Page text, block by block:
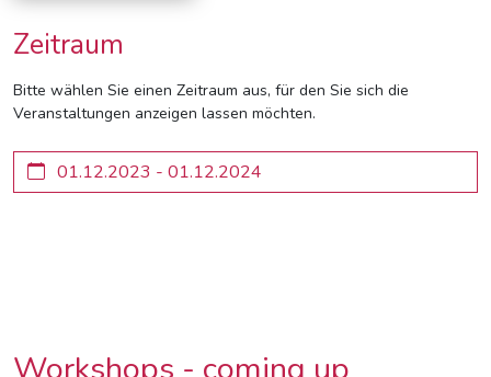
Zeitraum
Bitte wählen Sie einen Zeitraum aus, für den Sie sich die
Veranstaltungen anzeigen lassen möchten.